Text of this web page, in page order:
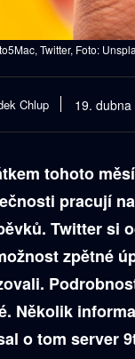
Twitter, Foto:
Chlup 19. dubna
tohoto
pracují
Twitter si
zpětné
Několik
o tom server